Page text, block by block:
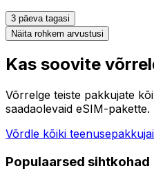
3 päeva tagasi
Näita rohkem arvustusi
Kas soovite
Võrrelge teiste pakkujate
saadaolevaid eSIM-pakette.
Võrdle kõiki
Populaarsed sihtkohad